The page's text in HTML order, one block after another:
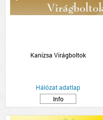
Kanizsa Virágboltok
Hálózat adatlap
Info